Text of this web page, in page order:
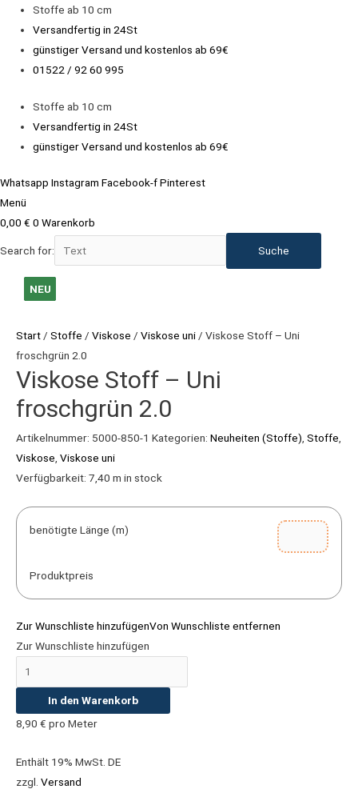
Inhalt
springen
Stoffe ab 10 cm
Versandfertig in 24St
günstiger Versand und kostenlos ab 69€
01522 / 92 60 995
Stoffe ab 10 cm
Versandfertig in 24St
günstiger Versand und kostenlos ab 69€
Whatsapp Instagram Facebook-fPinterest
Menü
0,00 € 0 Warenkorb
Search for:
NEU
Start / Stoffe / Viskose / Viskose uni / Viskose Stoff – Uni
froschgrün 2.0
Viskose Stoff – Uni
froschgrün 2.0
Artikelnummer: 5000-850-1 Kategorien: Neuheiten (Stoffe) Stoffe
Viskose Viskose uni
Verfügbarkeit: 7,40 m in stock
benötigte Länge (m)
Produktpreis
Zur Wunschliste hinzufügenVon Wunschliste entfernen
Zur Wunschliste hinzufügen
Viskose
Stoff
Uni
froschgrün
2.0
Menge
In den Warenkorb
8,90 € pro Meter
Enthält 19% MwSt. DE
zzgl. Versand
NEU
NEU
21,90 €14,90 €.
NEU
NEU
NEU
NEU
NEU
21,90 €14,90 €.